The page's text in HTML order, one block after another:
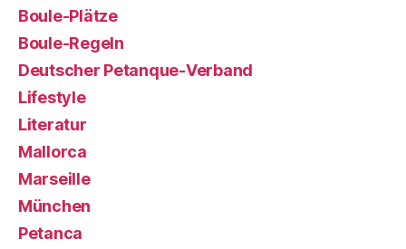
Boule-Plätze
Boule-Regeln
Deutscher Petanque-Verband
Lifestyle
Literatur
Mallorca
Marseille
München
Petanca